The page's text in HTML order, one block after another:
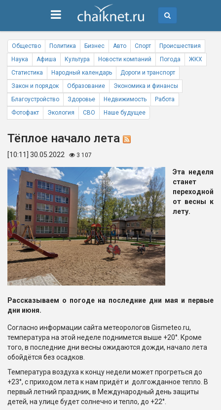
Общество Политика Бизнес Авто Спорт
Происшествия
Наука
Афиша Культура Новости компаний Погода
ЖКХ
Статистика
Народный календарь
Дороги и транспорт
Закон и порядок
Образование
Экономика и финансы
Благоустройство
Здоровье Недвижимость
Работа
Фотофакт
Экология СВО Наше будущее
Тёплое начало лета
[10:11] 30.05.2022 3 107
Эта неделя
станет
переходной
от весны к
лету.
Рассказываем о погоде на последние дни мая и первые
дни июня.
Согласно информации сайта метеорологов Gismeteo.ru,
температура на этой неделе поднимется выше +20°. Кроме
того, в последние дни весны ожидаются дожди, начало лета
обойдётся без осадков.
Температура воздуха к концу недели может прогреться до
+23°, с приходом лета к нам придёт и долгожданное тепло. В
первый летний праздник, в Международный день защиты
детей, на улице будет солнечно и тепло, до +22°.